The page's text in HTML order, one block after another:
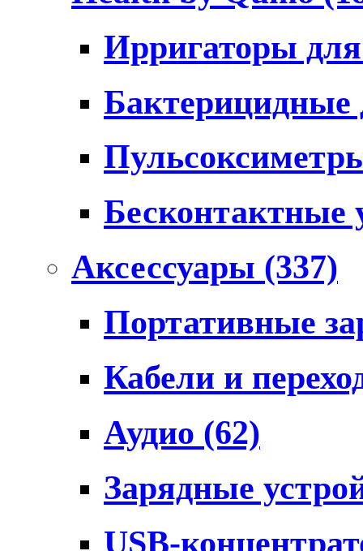
Ирригаторы
Бесконтактные
Аксессуары (337)
Портативные
Кабели и
Аудио (62)
Зарядные
USB-